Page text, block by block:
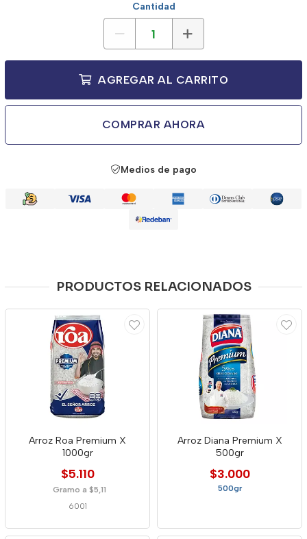
Cantidad
AGREGAR AL CARRITO
COMPRAR AHORA
Medios de pago
PRODUCTOS RELACIONADOS
Arroz Roa Premium X
1000gr
$5.110
Gramo a $5,11
6001
Arroz Diana Premium X
500gr
$3.000
500gr